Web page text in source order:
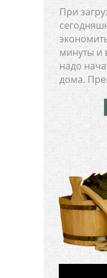
При
минуты и
надо
дома.